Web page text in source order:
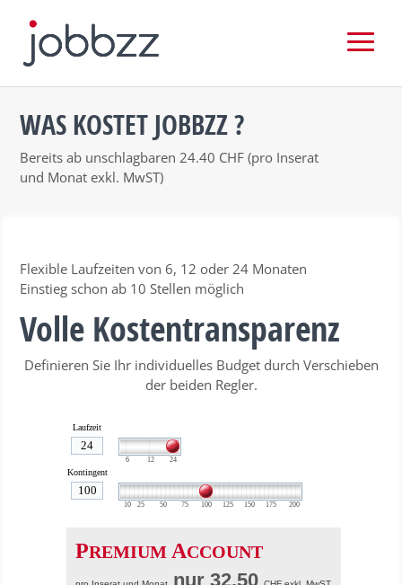
WAS KOSTET JOBBZZ ?
Bereits ab unschlagbaren 24.40 CHF (pro Inserat
und Monat exkl. MwST)
Flexible Laufzeiten von 6, 12 oder 24 Monaten
Einstieg schon ab 10 Stellen möglich
Volle Kostentransparenz
Definieren Sie Ihr individuelles Budget durch Verschieben
der beiden Regler.